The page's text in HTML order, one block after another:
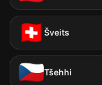
Šveits
Tšehhi